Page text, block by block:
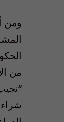
ومن
من